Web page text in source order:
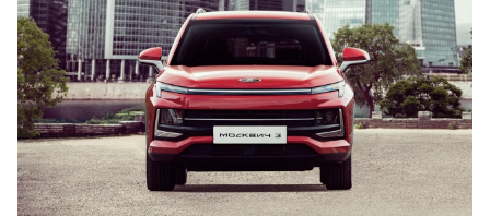
00:00 / 00:00